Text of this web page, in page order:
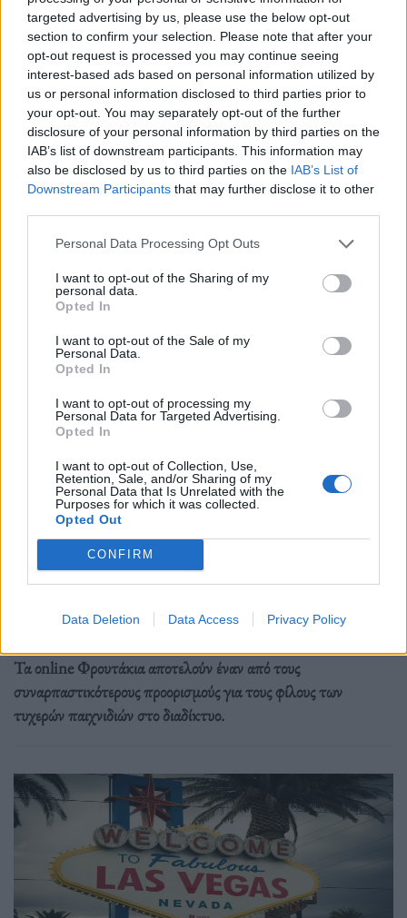
targeted advertising by us, please use the below opt-out
section to confirm your selection. Please note that after your
opt-out request is processed you may continue seeing
interest-based ads based on personal information utilized by
us or personal information disclosed to third parties prior to
your opt-out. You may separately opt-out of the further
disclosure of your personal information by third parties on the
IAB’s list of downstream participants. This information may
also be disclosed by us to third parties on the IAB’s List of
Downstream Participants that may further disclose it to other
Personal Data Processing Opt Outs
I want to opt-out of the Sharing of my
personal data.
Opted In
I want to opt-out of the Sale of my
Personal Data.
Opted In
I want to opt-out of processing my
Personal Data for Targeted Advertising.
Opted In
I want to opt-out of Collection, Use,
Retention, Sale, and/or Sharing of my
Personal Data that Is Unrelated with the
Purposes for which it was collected.
Opted Out
CONFIRM
Data Deletion Data Access Privacy Policy
The FAQ Team
Ετικέτες :Betshop,EURO 2024.
Δείτε επίσης
Αγορά
Πλήρης οδηγός για να επιλέξετε τα καλύτερα
οnline Φρουτάκια στο διαδίκτυο
17.11.25
Τα οnline Φρουτάκια αποτελούν έναν από τους
συναρπαστικότερους προορισμούς για τους φίλους των
τυχερών παιχνιδιών στο διαδίκτυο.